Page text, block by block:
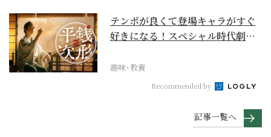
テンポが良くて登場キャラがすぐ
好きになる！スペシャル時代劇
趣味･教養
Recommended by
記事一覧へ